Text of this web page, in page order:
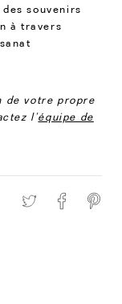
souvenirs
à travers
de votre propre
l’équipe de